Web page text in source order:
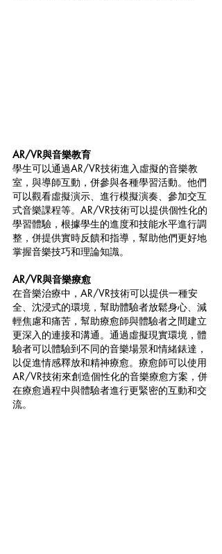
AR/VR與音樂教育
學生可以通過AR/VR技術進入虛擬的音樂教
室，與導師互動，併參與各種學習活動。他們
可以觀看虛擬演示、進行模擬演奏、參加交互
式音樂課程等。AR/VR技術可以提供個性化的
學習體驗，根據學生的進度和技能水平進行調
整，併提供實時反饋和指導，幫助他們更好地
掌握音樂技巧和理論知識。
AR/VR與音樂療愈
在音樂治療中，AR/VR技術可以提供一種安
全、沈浸式的環境，幫助體驗者放鬆身心、減
輕焦慮和痛苦，幫助療愈師與體驗者之間建立
更深入的連接和溝通。通過虛擬現實環境，體
驗者可以體驗到不同的音樂場景和情緒錶達，
以促進情感釋放和精神療愈。療愈師可以使用
AR/VR技術來創造個性化的音樂療愈方案，併
在療愈過程中與體驗者進行更緊密的互動和交
流。